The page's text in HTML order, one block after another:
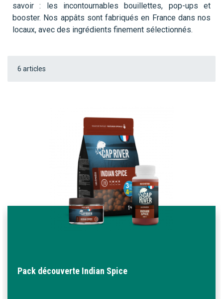
savoir : les incontournables bouillettes, pop-ups et
booster. Nos appâts sont fabriqués en France dans nos
locaux, avec des ingrédients finement sélectionnés.
6 articles
Pack découverte Indian Spice